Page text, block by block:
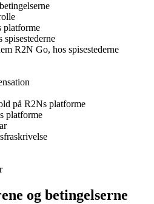
platforme
spisestederne
R2N Go, hos spisestederne
på R2Ns platforme
platforme
og betingelserne